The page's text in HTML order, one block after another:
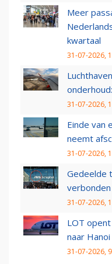
Meer
kwartaal
31-07-2026,
31-07-2026,
Einde van
neemt
31-07-2026,
Gedeelde
31-07-2026,
LOT
naar Hanoi
31-07-2026,